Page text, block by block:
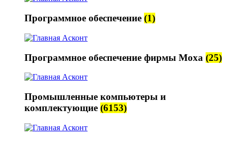
Программное обеспечение (1)
Программное обеспечение фирмы Moxa (25)
Промышленные компьютеры и
комплектующие (6153)